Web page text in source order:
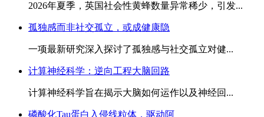
2026年夏季，英国社会性黄蜂数量异常稀少，引发...
孤独感而非社交孤立，或成健康隐
一项最新研究深入探讨了孤独感与社交孤立对健...
计算神经科学：逆向工程大脑回路
计算神经科学旨在揭示大脑如何运作以及神经回...
磷酸化Tau蛋白入侵线粒体，驱动阿